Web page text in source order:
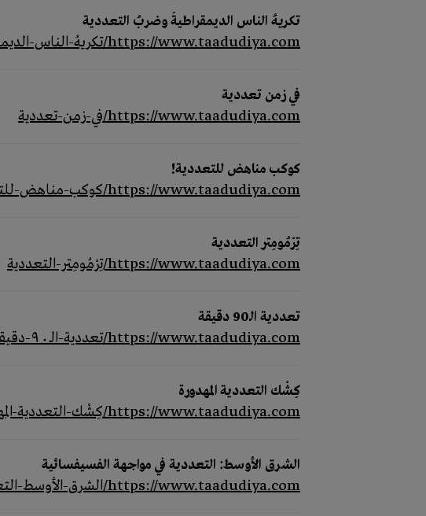
تكريهُ الناس الديمقراطيةَ وضربُ التعددية
https://www.taadudiya.com/تكريهُ-الناس-الديمقراطيةَ-وضربُ-التع
في زمن تعددية
https://www.taadudiya.com/في-زمن-تعددية
كوكب مناهض للتعددية!
https://www.taadudiya.com/كوكب-مناهض-للتعددية
تِرْمُومِتر التعددية
https://www.taadudiya.com/تِرْمُومِتر-التعددية
تعددية الـ90 دقيقة
https://www.taadudiya.com/تعددية-الـ90-دقيقة
كِشْك التعددية المهدورة
https://www.taadudiya.com/كِشْك-التعددية-المهدورة
الشرق الأوسط: التعددية في مواجهة الفسيفسائية
https://www.taadudiya.com/الشرق-الأوسط-التعددية-في-مواجهة-الفسي